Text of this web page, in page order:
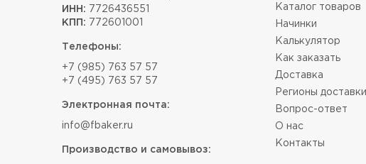
ИНН: 7726436551
КПП: 772601001
Телефоны:
+7 (985) 763 57 57
+7 (495) 763 57 57
Электронная почта:
info@fbaker.ru
Производство и самовывоз:
Каталог товаров
Начинки
Калькулятор
Как заказать
Доставка
Регионы доставки
Вопрос-ответ
О нас
Контакты